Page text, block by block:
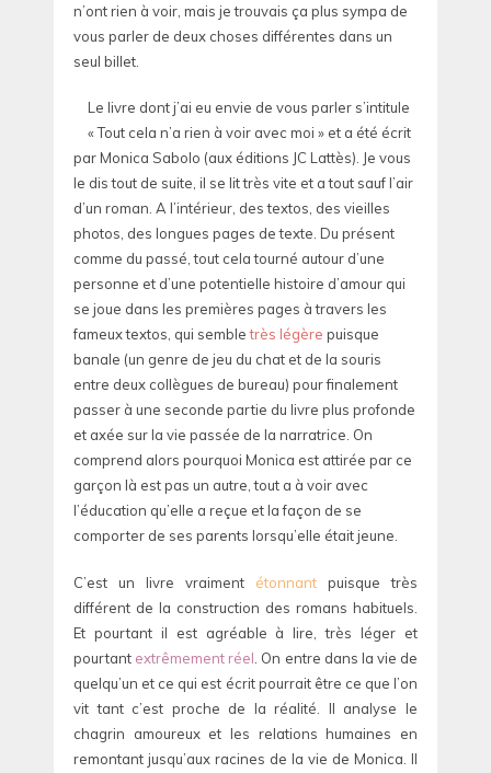
n’ont rien à voir, mais je trouvais ça plus sympa de
vous parler de deux choses différentes dans un
seul billet.
Le livre dont j’ai eu envie de vous parler s’intitule
« Tout cela n’a rien à voir avec moi » et a été écrit
par Monica Sabolo (aux éditions JC Lattès). Je vous
le dis tout de suite, il se lit très vite et a tout sauf l’air
d’un roman. A l’intérieur, des textos, des vieilles
photos, des longues pages de texte. Du présent
comme du passé, tout cela tourné autour d’une
personne et d’une potentielle histoire d’amour qui
se joue dans les premières pages à travers les
fameux textos, qui sembletrès légère puisque
banale (un genre de jeu du chat et de la souris
entre deux collègues de bureau) pour finalement
passer à une seconde partie du livre plus profonde
et axée sur la vie passée de la narratrice. On
comprend alors pourquoi Monica est attirée par ce
garçon là est pas un autre, tout a à voir avec
l’éducation qu’elle a reçue et la façon de se
comporter de ses parents lorsqu’elle était jeune.
C’est un livre vraiment étonnant puisque très
différent de la construction des romans habituels.
Et pourtant il est agréable à lire, très léger et
pourtant extrêmement réel . On entre dans la vie de
quelqu’un et ce qui est écrit pourrait être ce que l’on
vit tant c’est proche de la réalité. Il analyse le
chagrin amoureux et les relations humaines en
remontant jusqu’aux racines de la vie de Monica. Il